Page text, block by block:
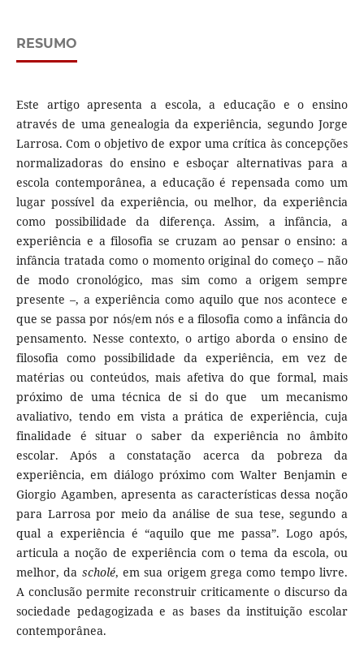
RESUMO
Este artigo apresenta a escola, a educação e o ensino
através de uma genealogia da experiência, segundo Jorge
Larrosa. Com o objetivo de expor uma crítica às concepções
normalizadoras do ensino e esboçar alternativas para a
escola contemporânea, a educação é repensada como um
lugar possível da experiência, ou melhor, da experiência
como possibilidade da diferença. Assim, a infância, a
experiência e a filosofia se cruzam ao pensar o ensino: a
infância tratada como o momento original do começo – não
de modo cronológico, mas sim como a origem sempre
presente –, a experiência como aquilo que nos acontece e
que se passa por nós/em nós e a filosofia como a infância do
pensamento. Nesse contexto, o artigo aborda o ensino de
filosofia como possibilidade da experiência, em vez de
matérias ou conteúdos, mais afetiva do que formal, mais
próximo de uma técnica de si do que um mecanismo
avaliativo, tendo em vista a prática de experiência, cuja
finalidade é situar o saber da experiência no âmbito
escolar. Após a constatação acerca da pobreza da
experiência, em diálogo próximo com Walter Benjamin e
Giorgio Agamben, apresenta as características dessa noção
para Larrosa por meio da análise de sua tese, segundo a
qual a experiência é “aquilo que me passa”. Logo após,
articula a noção de experiência com o tema da escola, ou
melhor, da scholé, em sua origem grega como tempo livre.
A conclusão permite reconstruir criticamente o discurso da
sociedade pedagogizada e as bases da instituição escolar
contemporânea.